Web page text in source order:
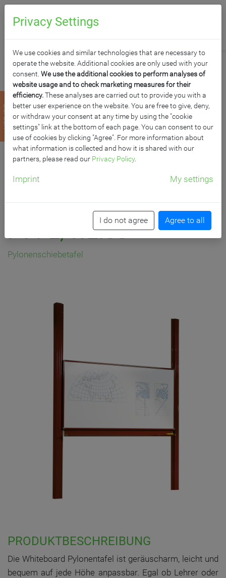
zurück WHITEBOARD
PYLONENTAFEL MIT
EINER TAFELFLÄCHE
AUS PREMIUM
STAHLEMAILLE, SERIE
PY1 E, WEISS
Pylonenschiebetafel
PRODUKTBESCHREIBUNG
Die Whiteboard Pylonentafel ist geräuscharm, leicht und
bequem auf jede Höhe anpassbar. Egal ob Lehrer oder
Privacy Settings
We use cookies and similar technologies that are necessary to
operate the website. Additional cookies are only used with your
consent. We use the additional cookies to perform analyses of
website usage and to check marketing measures for their
efficiency.These analyses are carried out to provide you with a
better user experience on the website. You are free to give, deny,
or withdraw your consent at any time by using the "cookie
settings" link at the bottom of each page. You can consent to our
use of cookies by clicking "Agree". For more information about
what information is collected and how it is shared with our
partners, please read our Privacy Policy.
Imprint My settings
I do not agree Agree to all